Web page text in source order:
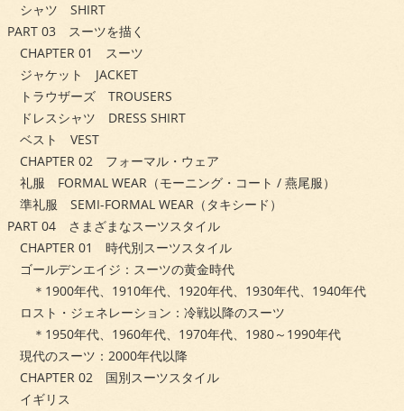
シャツ SHIRT
PART 03 スーツを描く
CHAPTER 01 スーツ
ジャケット JACKET
トラウザーズ TROUSERS
ドレスシャツ DRESS SHIRT
ベスト VEST
CHAPTER 02 フォーマル・ウェア
礼服 FORMAL WEAR（モーニング・コート / 燕尾服）
準礼服 SEMI-FORMAL WEAR（タキシード）
PART 04 さまざまなスーツスタイル
CHAPTER 01 時代別スーツスタイル
ゴールデンエイジ：スーツの黄金時代
＊1900年代、1910年代、1920年代、1930年代、1940年代
ロスト・ジェネレーション：冷戦以降のスーツ
＊1950年代、1960年代、1970年代、1980～1990年代
現代のスーツ：2000年代以降
CHAPTER 02 国別スーツスタイル
イギリス